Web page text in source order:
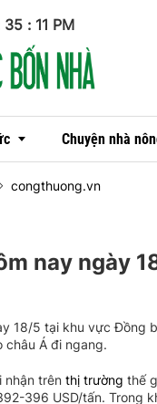
35 : 12 PM
nước
tế
Chuyện nhà
congthuong.vn
nay ngày
18/5 tại khu vực Đồng
Á đi ngang.
nhận trên thị trường thế
396 USD/tấn. Trong